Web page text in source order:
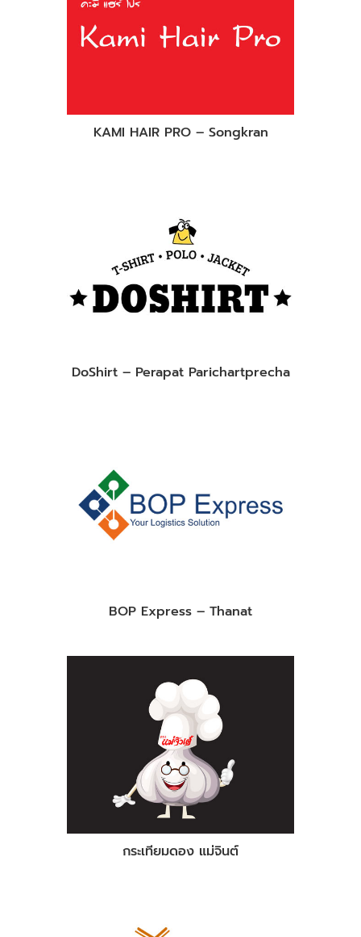
KAMI HAIR PRO – Songkran
DoShirt – Perapat Parichartprecha
BOP Express – Thanat
กระเทียมดอง แม่จินต์